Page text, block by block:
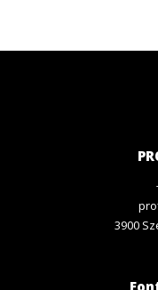
3900